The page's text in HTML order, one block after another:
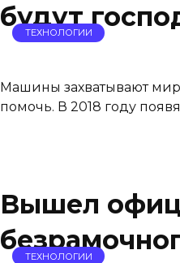
будут
ТЕХНОЛОГИИ
Машины захватывают мир.
помочь. В 2018 году
Вышел
ТЕХНОЛОГИИ